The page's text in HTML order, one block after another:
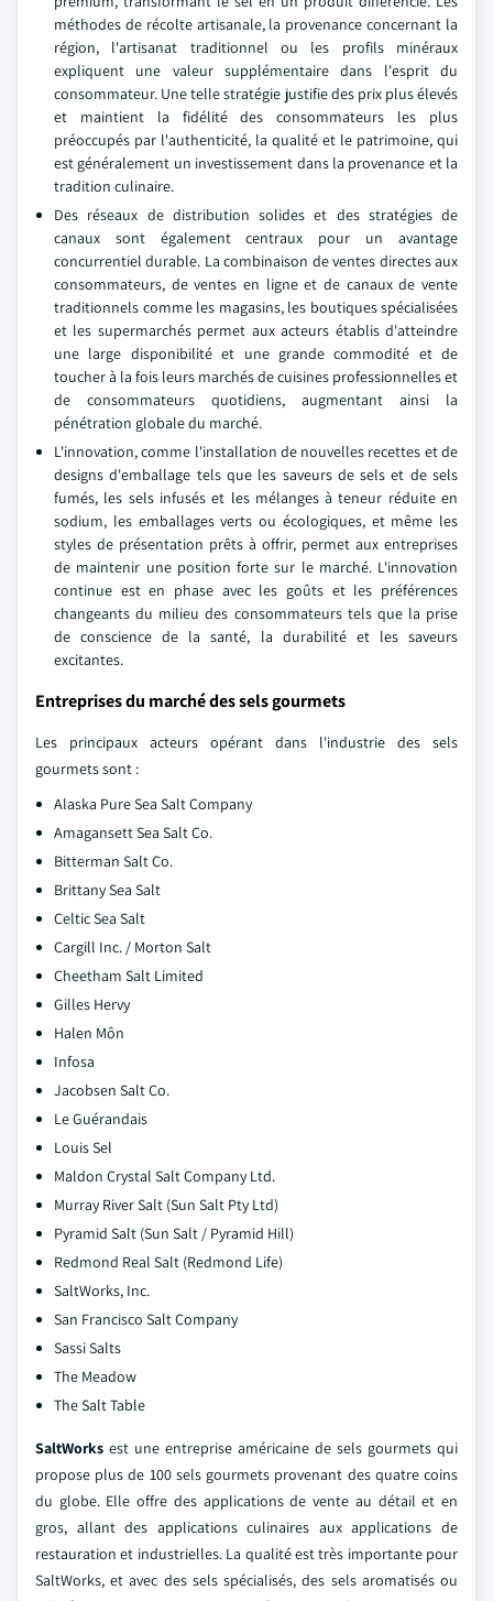
méthodes de récolte artisanale, la provenance concernant la
région, l'artisanat traditionnel ou les profils minéraux
expliquent une valeur supplémentaire dans l'esprit du
consommateur. Une telle stratégie justifie des prix plus élevés
et maintient la fidélité des consommateurs les plus
préoccupés par l'authenticité, la qualité et le patrimoine, qui
est généralement un investissement dans la provenance et la
tradition culinaire.
Des réseaux de distribution solides et des stratégies de
canaux sont également centraux pour un avantage
concurrentiel durable. La combinaison de ventes directes aux
consommateurs, de ventes en ligne et de canaux de vente
traditionnels comme les magasins, les boutiques spécialisées
et les supermarchés permet aux acteurs établis d'atteindre
une large disponibilité et une grande commodité et de
toucher à la fois leurs marchés de cuisines professionnelles et
de consommateurs quotidiens, augmentant ainsi la
pénétration globale du marché.
L'innovation, comme l'installation de nouvelles recettes et de
designs d'emballage tels que les saveurs de sels et de sels
fumés, les sels infusés et les mélanges à teneur réduite en
sodium, les emballages verts ou écologiques, et même les
styles de présentation prêts à offrir, permet aux entreprises
de maintenir une position forte sur le marché. L'innovation
continue est en phase avec les goûts et les préférences
changeants du milieu des consommateurs tels que la prise
de conscience de la santé, la durabilité et les saveurs
excitantes.
Entreprises du marché des sels gourmets
Les principaux acteurs opérant dans l'industrie des sels
gourmets sont :
Alaska Pure Sea Salt Company
Amagansett Sea Salt Co.
Bitterman Salt Co.
Brittany Sea Salt
Celtic Sea Salt
Cargill Inc. / Morton Salt
Cheetham Salt Limited
Gilles Hervy
Halen Môn
Infosa
Jacobsen Salt Co.
Le Guérandais
Louis Sel
Maldon Crystal Salt Company Ltd.
Murray River Salt (Sun Salt Pty Ltd)
Pyramid Salt (Sun Salt / Pyramid Hill)
Redmond Real Salt (Redmond Life)
SaltWorks, Inc.
San Francisco Salt Company
Sassi Salts
The Meadow
The Salt Table
SaltWorks est une entreprise américaine de sels gourmets qui
propose plus de 100 sels gourmets provenant des quatre coins
du globe. Elle offre des applications de vente au détail et en
gros, allant des applications culinaires aux applications de
restauration et industrielles. La qualité est très importante pour
SaltWorks, et avec des sels spécialisés, des sels aromatisés ou